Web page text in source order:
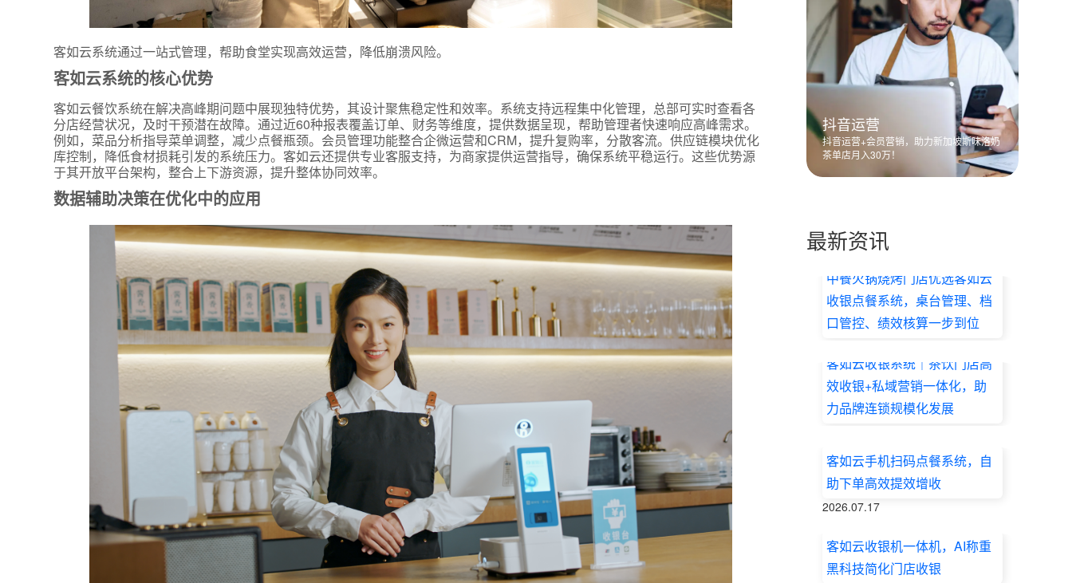
客如云系统通过一站式管理，帮助食堂实现高效运营，降低崩溃风险。
客如云系统的核心优势
客如云餐饮系统在解决高峰期问题中展现独特优势，其设计聚焦稳定性和效率。系统支持远程集中化管理，总部可实时查看各
分店经营状况，及时干预潜在故障。通过近60种报表覆盖订单、财务等维度，提供数据呈现，帮助管理者快速响应高峰需求。
例如，菜品分析指导菜单调整，减少点餐瓶颈。会员管理功能整合企微运营和CRM，提升复购率，分散客流。供应链模块优化
库控制，降低食材损耗引发的系统压力。客如云还提供专业客服支持，为商家提供运营指导，确保系统平稳运行。这些优势源
于其开放平台架构，整合上下游资源，提升整体协同效率。
数据辅助决策在优化中的应用
抖音运营
抖音运营+会员营销，助力新加坡斯味洛奶
茶单店月入30万！
最新资讯
中餐火锅烧烤门店优选客如云
收银点餐系统，桌台管理、档
口管控、绩效核算一步到位
客如云收银系统｜茶饮门店高
效收银+私域营销一体化，助
力品牌连锁规模化发展
客如云手机扫码点餐系统，自
助下单高效提效增收
2026.07.17
客如云收银机一体机，AI称重
黑科技简化门店收银